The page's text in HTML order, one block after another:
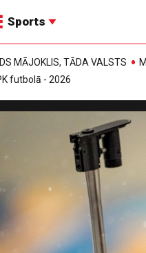
Sports
MĀJOKLIS, TĀDA VALSTS
futbolā - 2026